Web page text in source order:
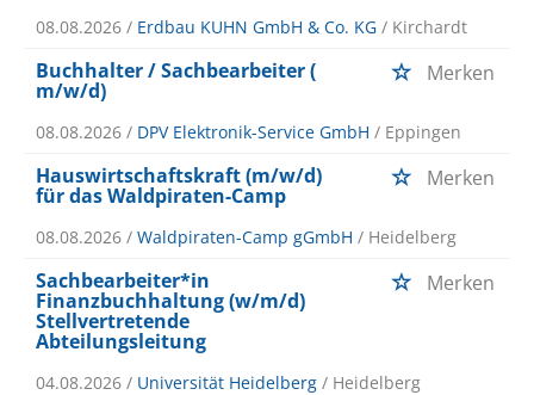
08.08.2026 / Erdbau KUHN GmbH & Co. KG / Kirchardt
Buchhalter / Sachbearbeiter (
m/w/d)
Merken
08.08.2026 / DPV Elektronik-Service GmbH / Eppingen
Hauswirtschaftskraft (m/w/d)
für das Waldpiraten-Camp
Merken
08.08.2026 / Waldpiraten-Camp gGmbH / Heidelberg
Sachbearbeiter*in
Finanzbuchhaltung (w/m/d)
Stellvertretende
Abteilungsleitung
Merken
04.08.2026 / Universität Heidelberg / Heidelberg